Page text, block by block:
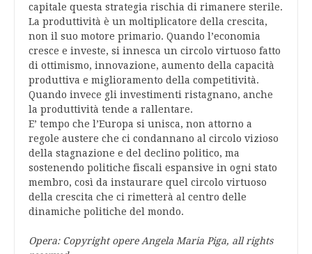
capitale questa strategia rischia di rimanere sterile.
La produttività è un moltiplicatore della crescita,
non il suo motore primario. Quando l’economia
cresce e investe, si innesca un circolo virtuoso fatto
di ottimismo, innovazione, aumento della capacità
produttiva e miglioramento della competitività.
Quando invece gli investimenti ristagnano, anche
la produttività tende a rallentare.
E’ tempo che l’Europa si unisca, non attorno a
regole austere che ci condannano al circolo vizioso
della stagnazione e del declino politico, ma
sostenendo politiche fiscali espansive in ogni stato
membro, così da instaurare quel circolo virtuoso
della crescita che ci rimetterà al centro delle
dinamiche politiche del mondo.
Opera: Copyright opere Angela Maria Piga, all rights